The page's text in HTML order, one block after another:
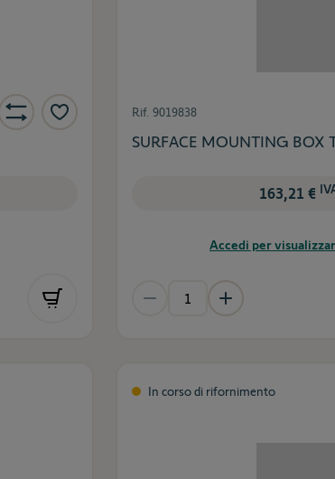
Rif. 9019838
SURFACE MOUNTING BOX
163,21 €
Accedi per
In corso di rifornimento